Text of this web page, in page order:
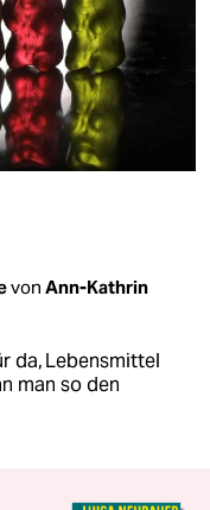
von Ann-Kathrin
da, Lebensmittel
man so den